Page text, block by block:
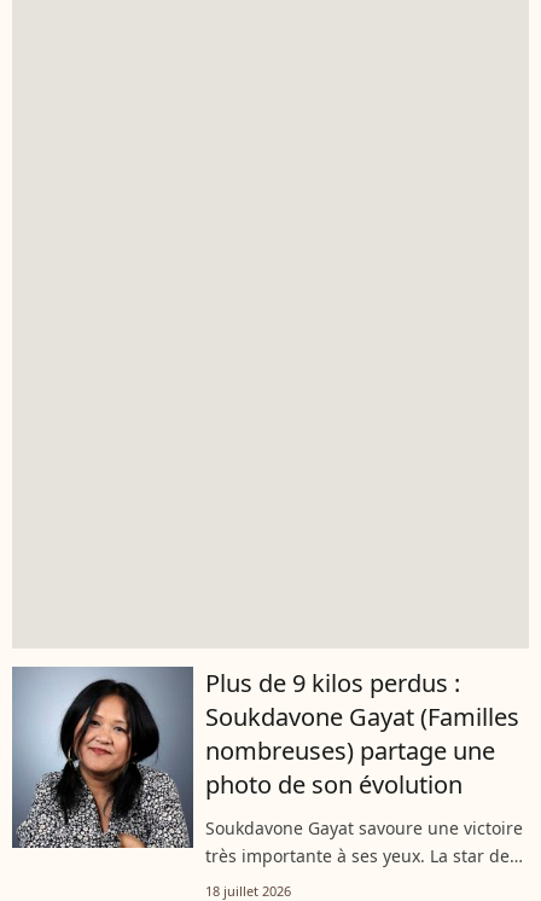
Plus de 9 kilos perdus :
Soukdavone Gayat (Familles
nombreuses) partage une
photo de son évolution
Soukdavone Gayat savoure une victoire
très importante à ses yeux. La star de
Familles nombreuses : la vie en XXL a
18 juillet 2026